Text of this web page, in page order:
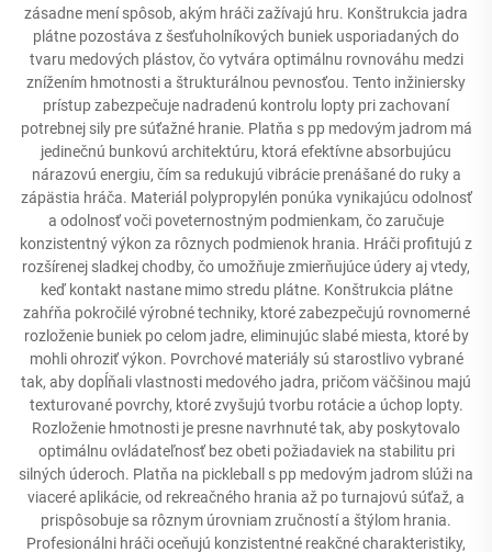
zásadne mení spôsob, akým hráči zažívajú hru. Konštrukcia jadra
plátne pozostáva z šesťuholníkových buniek usporiadaných do
tvaru medových plástov, čo vytvára optimálnu rovnováhu medzi
znížením hmotnosti a štrukturálnou pevnosťou. Tento inžiniersky
prístup zabezpečuje nadradenú kontrolu lopty pri zachovaní
potrebnej sily pre súťažné hranie. Platňa s pp medovým jadrom má
jedinečnú bunkovú architektúru, ktorá efektívne absorbujúcu
nárazovú energiu, čím sa redukujú vibrácie prenášané do ruky a
zápästia hráča. Materiál polypropylén ponúka vynikajúcu odolnosť
a odolnosť voči poveternostným podmienkam, čo zaručuje
konzistentný výkon za rôznych podmienok hrania. Hráči profitujú z
rozšírenej sladkej chodby, čo umožňuje zmierňujúce údery aj vtedy,
keď kontakt nastane mimo stredu plátne. Konštrukcia plátne
zahŕňa pokročilé výrobné techniky, ktoré zabezpečujú rovnomerné
rozloženie buniek po celom jadre, eliminujúc slabé miesta, ktoré by
mohli ohroziť výkon. Povrchové materiály sú starostlivo vybrané
tak, aby dopĺňali vlastnosti medového jadra, pričom väčšinou majú
texturované povrchy, ktoré zvyšujú tvorbu rotácie a úchop lopty.
Rozloženie hmotnosti je presne navrhnuté tak, aby poskytovalo
optimálnu ovládateľnosť bez obeti požiadaviek na stabilitu pri
silných úderoch. Platňa na pickleball s pp medovým jadrom slúži na
viaceré aplikácie, od rekreačného hrania až po turnajovú súťaž, a
prispôsobuje sa rôznym úrovniam zručností a štýlom hrania.
Profesionálni hráči oceňujú konzistentné reakčné charakteristiky,